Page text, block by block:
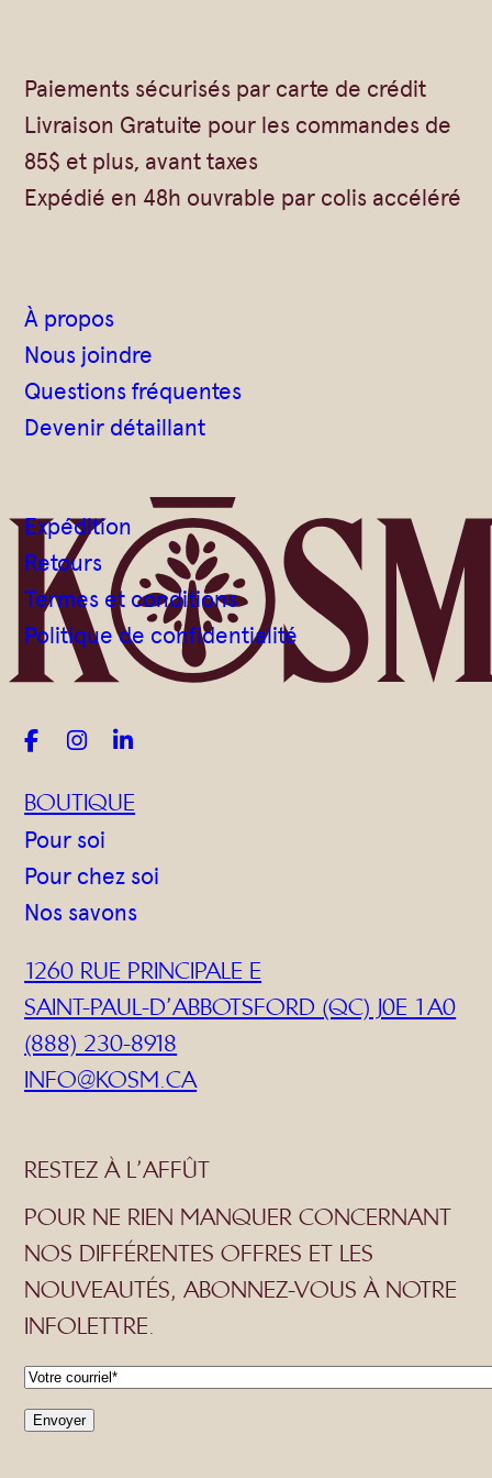
Savons moulés
Beurre de Karité
Végétales
Barres détachantes
Savons sur corde
Argiles
Crèmes visages
Eaux florales
Huiles à massage
Hydratants
Savons en barre
Savons en barre
Huiles
Shampoings
Livres
Paiements sécurisés par carte de crédit
Livraison Gratuite pour les commandes de
85$ et plus, avant taxes
Expédié en 48h ouvrable par colis accéléré
À propos
Nous joindre
Questions fréquentes
Devenir détaillant
Expédition
Retours
Termes et conditions
Politique de confidentialité
  
BOUTIQUE
Pour soi
Pour chez soi
Nos savons
1260 RUE PRINCIPALE E
SAINT-PAUL-D’ABBOTSFORD (QC) J0E 1A0
(888) 230-8918
INFO@KOSM.CA
RESTEZ À L’AFFÛT
POUR NE RIEN MANQUER CONCERNANT
NOS DIFFÉRENTES OFFRES ET LES
NOUVEAUTÉS, ABONNEZ-VOUS À NOTRE
INFOLETTRE.
C
o